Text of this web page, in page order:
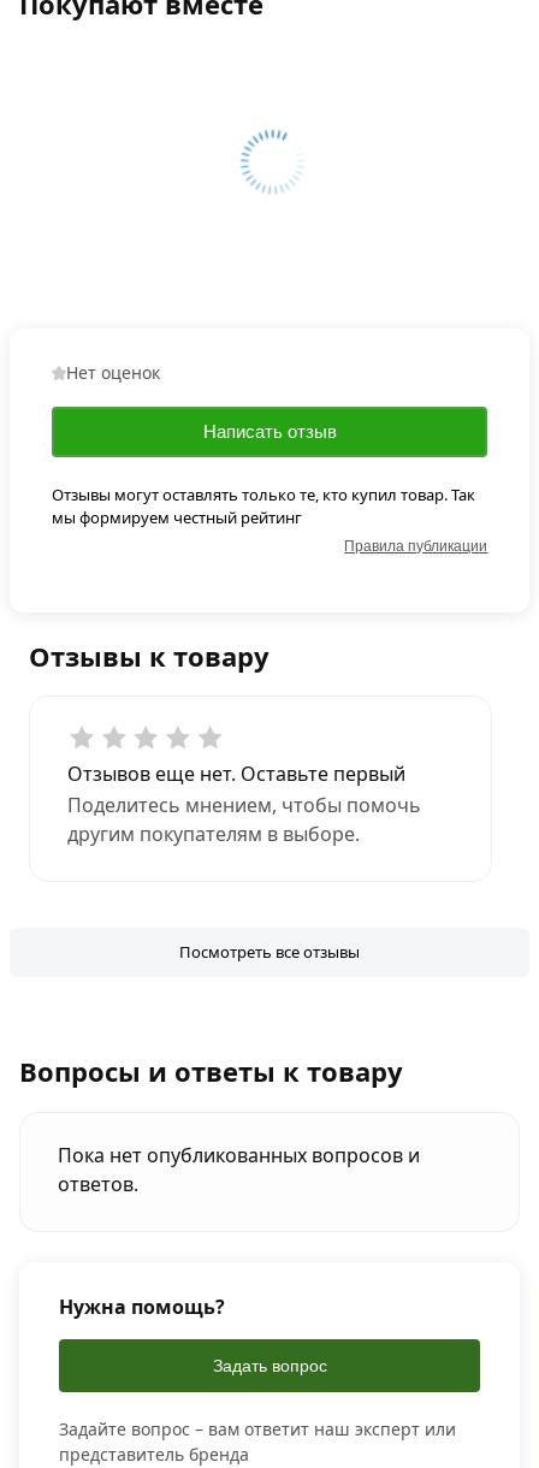
Отзывы к товару
Отзывов еще нет. Оставьте первый
Поделитесь мнением, чтобы помочь
другим покупателям в выборе.
Посмотреть все отзывы
Нет оценок
Написать отзыв
Отзывы могут оставлять только те, кто купил товар. Так
мы формируем честный рейтинг
Правила публикации
Вопросы и ответы к товару
Пока нет опубликованных вопросов и
ответов.
Нужна помощь?
Задать вопрос
Задайте вопрос – вам ответит наш эксперт или
представитель бренда